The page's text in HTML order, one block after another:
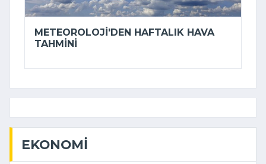
METEOROLOJI'DEN HAFTALIK HAVA
TAHMINI
EKONOMI